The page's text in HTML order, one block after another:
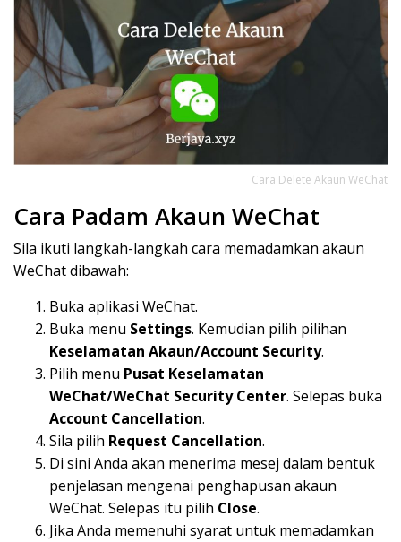
Cara Delete Akaun WeChat
Cara Padam Akaun WeChat
Sila ikuti langkah-langkah cara memadamkan akaun
WeChat dibawah:
Buka aplikasi WeChat.
Buka menu Settings. Kemudian pilih pilihan
Keselamatan Akaun/Account Security.
Pilih menu Pusat Keselamatan
WeChat/WeChat Security Center. Selepas buka
Account Cancellation.
Sila pilih Request Cancellation.
Di sini Anda akan menerima mesej dalam bentuk
penjelasan mengenai penghapusan akaun
WeChat. Selepas itu pilih Close.
Jika Anda memenuhi syarat untuk memadamkan